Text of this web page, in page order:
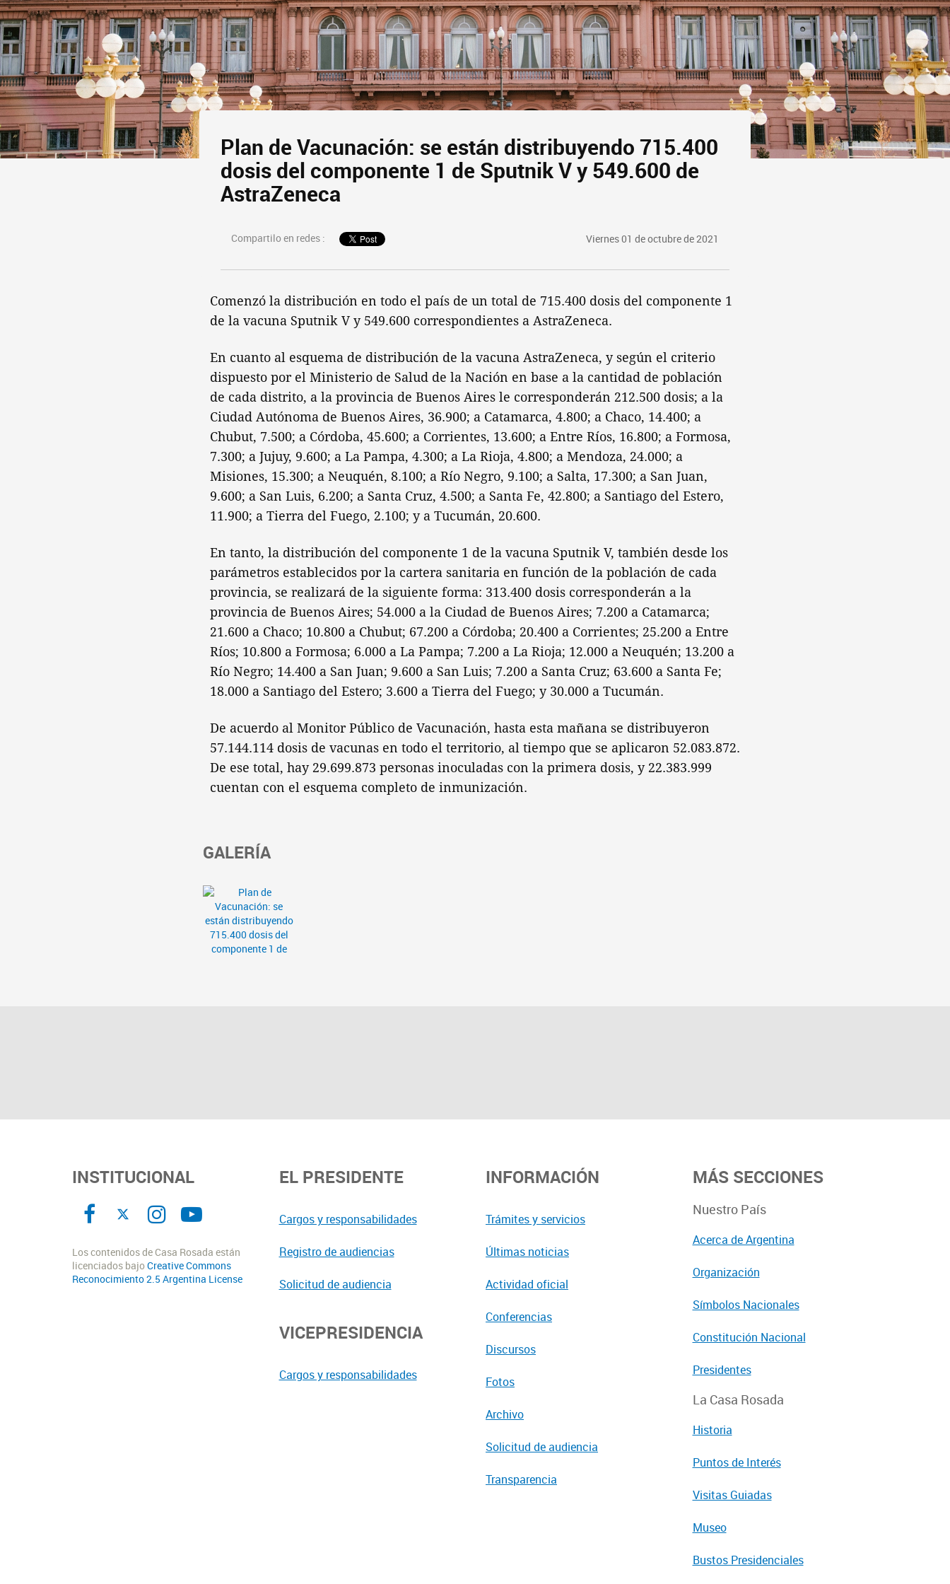
Plan de Vacunación: se están distribuyendo 715.400
dosis del componente 1 de Sputnik V y 549.600 de
AstraZeneca
Compartilo en redes : Viernes 01 de octubre de 2021
Comenzó la distribución en todo el país de un total de 715.400 dosis del componente 1
de la vacuna Sputnik V y 549.600 correspondientes a AstraZeneca.
En cuanto al esquema de distribución de la vacuna AstraZeneca, y según el criterio
dispuesto por el Ministerio de Salud de la Nación en base a la cantidad de población
de cada distrito, a la provincia de Buenos Aires le corresponderán 212.500 dosis; a la
Ciudad Autónoma de Buenos Aires, 36.900; a Catamarca, 4.800; a Chaco, 14.400; a
Chubut, 7.500; a Córdoba, 45.600; a Corrientes, 13.600; a Entre Ríos, 16.800; a Formosa,
7.300; a Jujuy, 9.600; a La Pampa, 4.300; a La Rioja, 4.800; a Mendoza, 24.000; a
Misiones, 15.300; a Neuquén, 8.100; a Río Negro, 9.100; a Salta, 17.300; a San Juan,
9.600; a San Luis, 6.200; a Santa Cruz, 4.500; a Santa Fe, 42.800; a Santiago del Estero,
11.900; a Tierra del Fuego, 2.100; y a Tucumán, 20.600.
En tanto, la distribución del componente 1 de la vacuna Sputnik V, también desde los
parámetros establecidos por la cartera sanitaria en función de la población de cada
provincia, se realizará de la siguiente forma: 313.400 dosis corresponderán a la
provincia de Buenos Aires; 54.000 a la Ciudad de Buenos Aires; 7.200 a Catamarca;
21.600 a Chaco; 10.800 a Chubut; 67.200 a Córdoba; 20.400 a Corrientes; 25.200 a Entre
Ríos; 10.800 a Formosa; 6.000 a La Pampa; 7.200 a La Rioja; 12.000 a Neuquén; 13.200 a
Río Negro; 14.400 a San Juan; 9.600 a San Luis; 7.200 a Santa Cruz; 63.600 a Santa Fe;
18.000 a Santiago del Estero; 3.600 a Tierra del Fuego; y 30.000 a Tucumán.
De acuerdo al Monitor Público de Vacunación, hasta esta mañana se distribuyeron
57.144.114 dosis de vacunas en todo el territorio, al tiempo que se aplicaron 52.083.872.
De ese total, hay 29.699.873 personas inoculadas con la primera dosis, y 22.383.999
cuentan con el esquema completo de inmunización.
GALERÍA
INSTITUCIONAL
Los contenidos de Casa Rosada están
licenciados bajoCreative Commons
Reconocimiento 2.5 Argentina License
EL PRESIDENTE
Cargos y responsabilidades
Registro de audiencias
Solicitud de audiencia
VICEPRESIDENCIA
Cargos y responsabilidades
INFORMACIÓN
Trámites y servicios
Últimas noticias
Actividad oficial
Conferencias
Discursos
Fotos
Archivo
Solicitud de audiencia
Transparencia
MÁS SECCIONES
Nuestro País
Acerca de Argentina
Organización
Símbolos Nacionales
Constitución Nacional
Presidentes
La Casa Rosada
Historia
Puntos de Interés
Visitas Guiadas
Museo
Bustos Presidenciales